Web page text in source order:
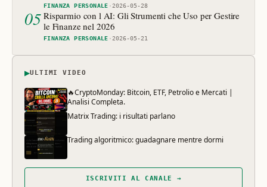
FINANZA PERSONALE ·2026-05-28
05 Risparmio con l AI: Gli Strumenti che Uso per Gestire
le Finanze nel 2026
FINANZA PERSONALE ·2026-05-21
▶ULTIMI VIDEO
🔥CryptoMonday: Bitcoin, ETF, Petrolio e Mercati |
Analisi Completa.
Matrix Trading: i risultati parlano
Trading algoritmico: guadagnare mentre dormi
ISCRIVITI AL CANALE →